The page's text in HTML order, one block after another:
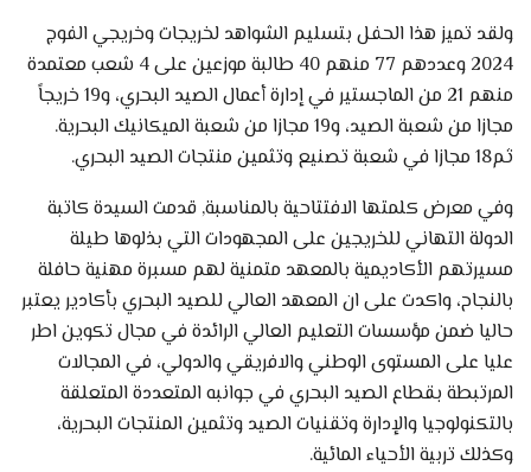
ولقد تميز هذا الحفل بتسليم الشواهد لخريجات وخريجي الفوج
2024 وعددهم 77 منهم 40 طالبة موزعين على 4 شعب معتمدة
منهم 21 من الماجستير في إدارة أعمال الصيد البحري، و19 خريجاً
مجازا من شعبة الصيد، و19 مجازا من شعبة الميكانيك البحرية.
ثم18 مجازا في شعبة تصنيع وتثمين منتجات الصيد البحري.
وفي معرض كلمتها الافتتاحية بالمناسبة, قدمت السيدة كاتبة
الدولة التهاني للخريجين على المجهودات التي بذلوها طيلة
مسيرتهم الأكاديمية بالمعهد متمنية لهم مسبرة مهنية حافلة
بالنجاح، واكدت على ان المعهد العالي للصيد البحري بأكادير يعتبر
حاليا ضمن مؤسسات التعليم العالي الرائدة في مجال تكوين اطر
عليا على المستوى الوطني والافريقي والدولي، في المجالات
المرتبطة بقطاع الصيد البحري في جوانبه المتعددة المتعلقة
بالتكنولوجيا والإدارة وتقنيات الصيد وتثمين المنتجات البحرية،
وكذلك تربية الأحياء المائية.